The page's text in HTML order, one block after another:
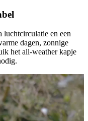
luchtcirculatie en een
dagen, zonnige
het all-weather kapje